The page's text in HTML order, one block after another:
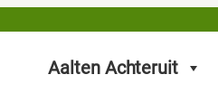
Aalten Achteruit